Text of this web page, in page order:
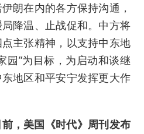
朗在内的各方保持沟通，
降温、止战促和。中方将
主张精神，以支持中东地
园”为目标，为启动和谈继
地区和平安宁发挥更大作
，美国《时代》周刊发布